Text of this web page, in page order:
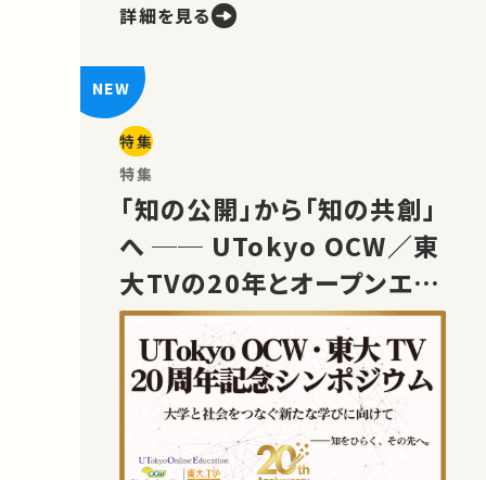
詳細を見る
特集
特集
「知の公開」から「知の共創」
へ ── UTokyo OCW／東
大TVの20年とオープンエデ
ュケーションの未来